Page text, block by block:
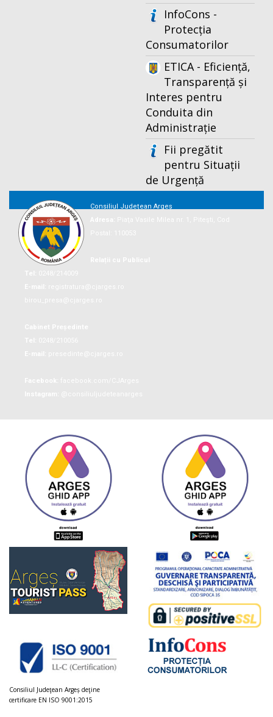
InfoCons -
Protecția
Consumatorilor
ETICA - Eficiență,
Transparență și
Interes pentru
Conduita din
Administrație
Fii pregătit
pentru Situații
de Urgență
Consiliul Județean Argeș
Consiliul Judeţean Argeș deţine
certificare EN ISO 9001:2015